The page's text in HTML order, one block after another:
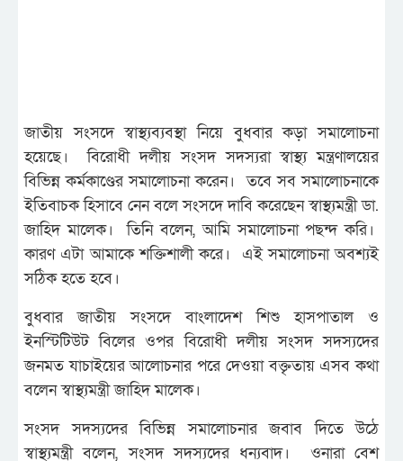
জাতীয় সংসদে স্বাস্থ্যব্যবস্থা নিয়ে বুধবার কড়া সমালোচনা
হয়েছে। বিরোধী দলীয় সংসদ সদস্যরা স্বাস্থ্য মন্ত্রণালয়ের
বিভিন্ন কর্মকাণ্ডের সমালোচনা করেন। তবে সব সমালোচনাকে
ইতিবাচক হিসাবে নেন বলে সংসদে দাবি করেছেন স্বাস্থ্যমন্ত্রী ডা.
জাহিদ মালেক। তিনি বলেন, আমি সমালোচনা পছন্দ করি।
কারণ এটা আমাকে শক্তিশালী করে। এই সমালোচনা অবশ্যই
সঠিক হতে হবে।
বুধবার জাতীয় সংসদে বাংলাদেশ শিশু হাসপাতাল ও
ইনস্টিটিউট বিলের ওপর বিরোধী দলীয় সংসদ সদস্যদের
জনমত যাচাইয়ের আলোচনার পরে দেওয়া বক্তৃতায় এসব কথা
বলেন স্বাস্থ্যমন্ত্রী জাহিদ মালেক।
সংসদ সদস্যদের বিভিন্ন সমালোচনার জবাব দিতে উঠে
স্বাস্থ্যমন্ত্রী বলেন, সংসদ সদস্যদের ধন্যবাদ।‌ ওনারা বেশ